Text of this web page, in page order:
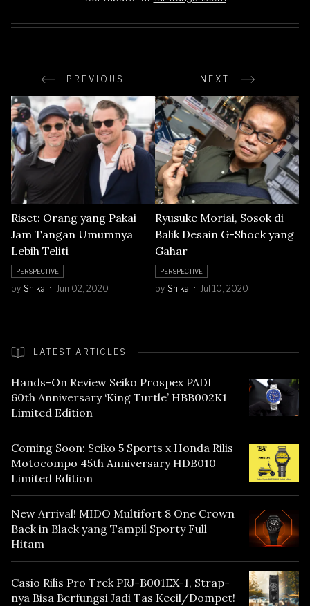
PREVIOUS NEXT
Riset: Orang yang Pakai
Jam Tangan Umumnya
Lebih Teliti
PERSPECTIVE
by Shika Jun 02, 2020
Ryusuke Moriai, Sosok di
Balik Desain G-Shock yang
Gahar
PERSPECTIVE
by Shika Jul 10, 2020
LATEST ARTICLES
Hands-On Review Seiko Prospex PADI
60th Anniversary ‘King Turtle’ HBB002K1
Limited Edition
Coming Soon: Seiko 5 Sports x Honda Rilis
Motocompo 45th Anniversary HDB010
Limited Edition
New Arrival! MIDO Multifort 8 One Crown
Back in Black yang Tampil Sporty Full
Hitam
Casio Rilis Pro Trek PRJ-B001EX-1, Strap-
nya Bisa Berfungsi Jadi Tas Kecil/Dompet!